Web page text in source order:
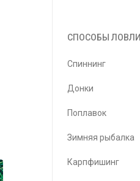
СПОСОБЫ ЛОВЛИ
Спиннинг
Донки
Поплавок
Зимняя рыбалка
Карпфишинг